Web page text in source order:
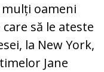
oameni
să le ateste
la New York,
Jane